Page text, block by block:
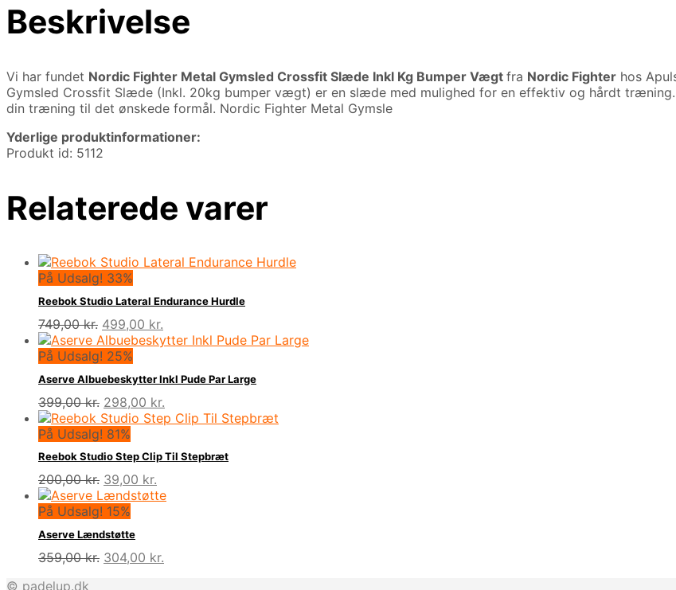
Beskrivelse
Vi har fundet Nordic Fighter Metal Gymsled Crossfit Slæde Inkl Kg Bumper Vægt fra Nordic Fighter hos
Gymsled Crossfit Slæde (Inkl. 20kg bumper vægt) er en slæde med mulighed for en effektiv og hårdt
din træning til det ønskede formål. Nordic Fighter Metal Gymsle
Yderlige produktinformationer:
Produkt id: 5112
Relaterede varer
På Udsalg! 33%
Reebok Studio Lateral Endurance Hurdle
749,00kr. Den
oprindelige
pris
var:
749,00 kr..
499,00 kr.
aktuelle
er:
499,00 kr..
På Udsalg! 25%
Aserve Albuebeskytter Inkl Pude Par Large
399,00kr. Den
oprindelige
pris
var:
399,00 kr..
298,00 kr.
aktuelle
er:
298,00 kr..
På Udsalg! 81%
Reebok Studio Step Clip Til Stepbræt
200,00kr. Den
oprindelige
pris
var:
200,00 kr..
39,00 kr.
aktuelle
På Udsalg! 15%
Aserve Lændstøtte
359,00kr. Den
304,00 kr.
© padelup.dk